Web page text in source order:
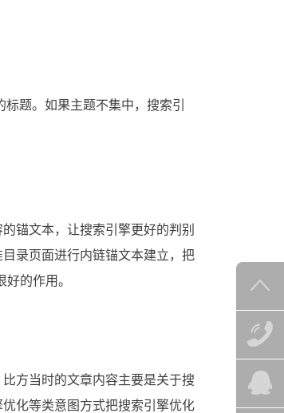
题。如果主题不集中，搜索引
锚文本，让搜索引擎更好的判别
录页面进行内链锚文本建立，把
的作用。
方当时的文章内容主要是关于搜
化等类意图方式把搜索引擎优化